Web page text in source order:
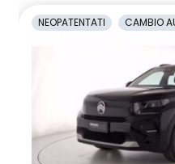
Sistema di rilevamento
Volante regolabile in altezza
NEOPATENTATI CAMBIO